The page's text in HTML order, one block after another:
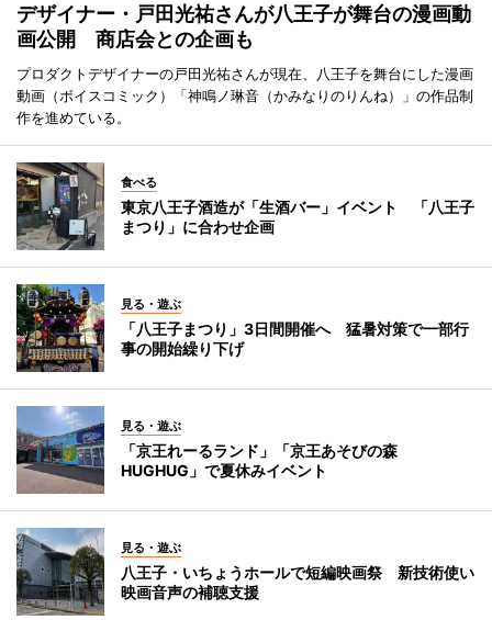
デザイナー・戸田光祐さんが八王子が舞台の漫画動
画公開 商店会との企画も
プロダクトデザイナーの戸田光祐さんが現在、八王子を舞台にした漫画
動画（ボイスコミック）「神鳴ノ琳音（かみなりのりんね）」の作品制
作を進めている。
食べる
東京八王子酒造が「生酒バー」イベント 「八王子
まつり」に合わせ企画
見る・遊ぶ
「八王子まつり」3日間開催へ 猛暑対策で一部行
事の開始繰り下げ
見る・遊ぶ
「京王れーるランド」「京王あそびの森
HUGHUG」で夏休みイベント
見る・遊ぶ
八王子・いちょうホールで短編映画祭 新技術使い
映画音声の補聴支援